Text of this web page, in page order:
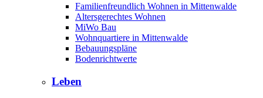
Familienfreundlich Wohnen in Mittenwalde
Altersgerechtes Wohnen
MiWo Bau
Wohnquartiere in Mittenwalde
Bebauungspläne
Bodenrichtwerte
Leben